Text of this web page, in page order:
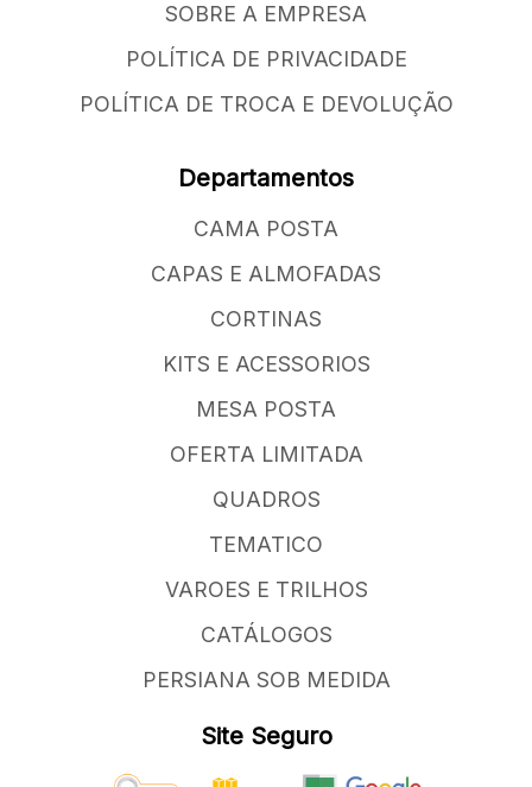
SOBRE A EMPRESA
POLÍTICA DE PRIVACIDADE
POLÍTICA DE TROCA E DEVOLUÇÃO
Departamentos
CAMA POSTA
CAPAS E ALMOFADAS
CORTINAS
KITS E ACESSORIOS
MESA POSTA
OFERTA LIMITADA
QUADROS
TEMATICO
VAROES E TRILHOS
CATÁLOGOS
PERSIANA SOB MEDIDA
Site Seguro